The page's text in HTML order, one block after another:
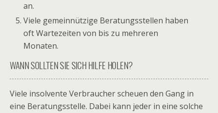
an.
Viele gemeinnützige Beratungsstellen haben
oft Wartezeiten von bis zu mehreren
Monaten.
WANN SOLLTEN SIE SICH HILFE HOLEN?
Viele insolvente Verbraucher scheuen den Gang in
eine Beratungsstelle. Dabei kann jeder in eine solche